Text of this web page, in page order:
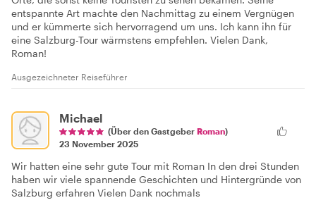
entspannte Art machte den Nachmittag zu einem Vergnügen
und er kümmerte sich hervorragend um uns. Ich kann ihn für
eine Salzburg-Tour wärmstens empfehlen. Vielen Dank,
Roman!
Ausgezeichneter Reiseführer
Michael
(Über den Gastgeber Roman)
23 November 2025
Wir hatten eine sehr gute Tour mit Roman In den drei Stunden
haben wir viele spannende Geschichten und Hintergründe von
Salzburg erfahren Vielen Dank nochmals